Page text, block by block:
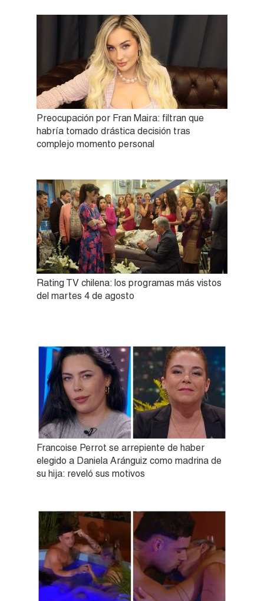
Preocupación por Fran Maira: filtran que
habría tomado drástica decisión tras
complejo momento personal
Rating TV chilena: los programas más vistos
del martes 4 de agosto
Francoise Perrot se arrepiente de haber
elegido a Daniela Aránguiz como madrina de
su hija: reveló sus motivos